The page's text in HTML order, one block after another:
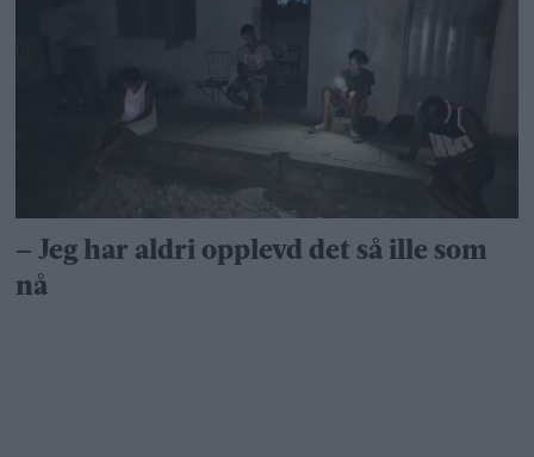
– Jeg har aldri opplevd det så ille som
nå